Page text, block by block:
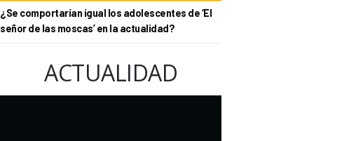
¿Se comportarían igual los adolescentes de ‘El
señor de las moscas’ en la actualidad?
ACTUALIDAD